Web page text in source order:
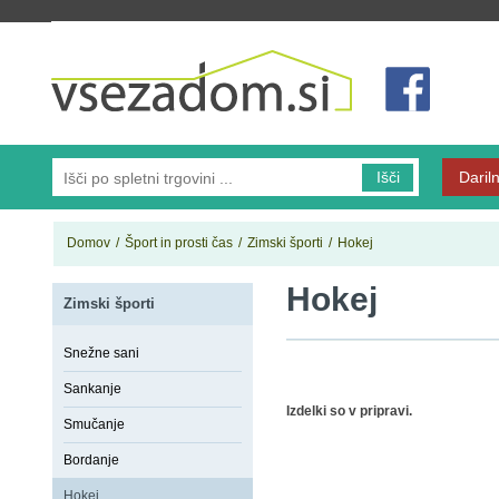
Išči
Domov / Šport in prosti čas / Zimski športi / Hokej
Zimski športi
Snežne sani
Sankanje
Smučanje
Bordanje
Hokej
Hokej
Izdelki so v pripravi.